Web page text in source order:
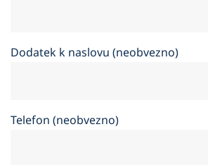
Dodatek k naslovu (neobvezno)
Telefon (neobvezno)